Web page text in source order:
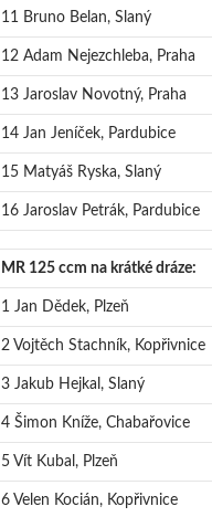
11 Bruno Belan, Slaný
12 Adam Nejezchleba, Praha
13 Jaroslav Novotný, Praha
14 Jan Jeníček, Pardubice
15 Matyáš Ryska, Slaný
16 Jaroslav Petrák, Pardubice
MR 125 ccm na krátké dráze:
1 Jan Dědek, Plzeň
2 Vojtěch Stachník, Kopřivnice
3 Jakub Hejkal, Slaný
4 Šimon Kníže, Chabařovice
5 Vít Kubal, Plzeň
6 Velen Kocián, Kopřivnice